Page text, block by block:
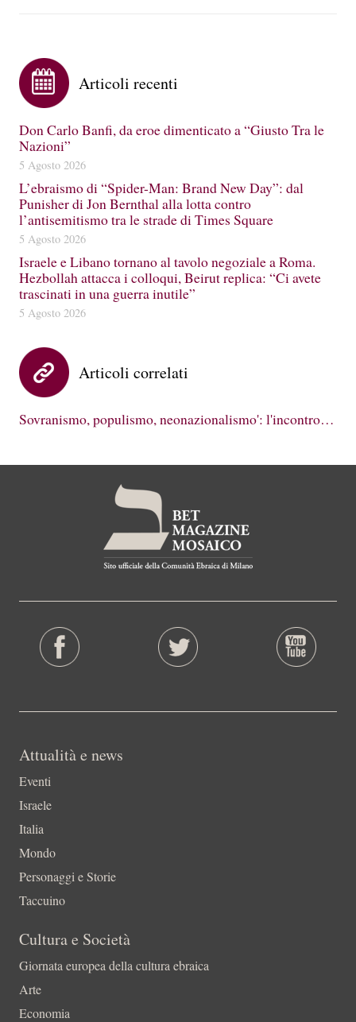
Articoli recenti
Don Carlo Banfi, da eroe dimenticato a “Giusto Tra le
Nazioni”
5 Agosto 2026
L’ebraismo di “Spider-Man: Brand New Day”: dal
Punisher di Jon Bernthal alla lotta contro
l’antisemitismo tra le strade di Times Square
5 Agosto 2026
Israele e Libano tornano al tavolo negoziale a Roma.
Hezbollah attacca i colloqui, Beirut replica: “Ci avete
trascinati in una guerra inutile”
5 Agosto 2026
Articoli correlati
Sovranismo, populismo, neonazionalismo': l'incontro…
Attualità e news
Eventi
Israele
Italia
Mondo
Personaggi e Storie
Taccuino
Cultura e Società
Giornata europea della cultura ebraica
Arte
Economia